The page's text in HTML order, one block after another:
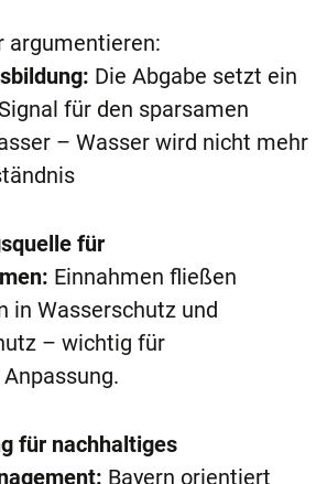
argumentieren:
Die Abgabe setzt ein
für den sparsamen
– Wasser wird nicht mehr
für
Einnahmen fließen
in Wasserschutz und
– wichtig für
für nachhaltiges
Bayern orientiert